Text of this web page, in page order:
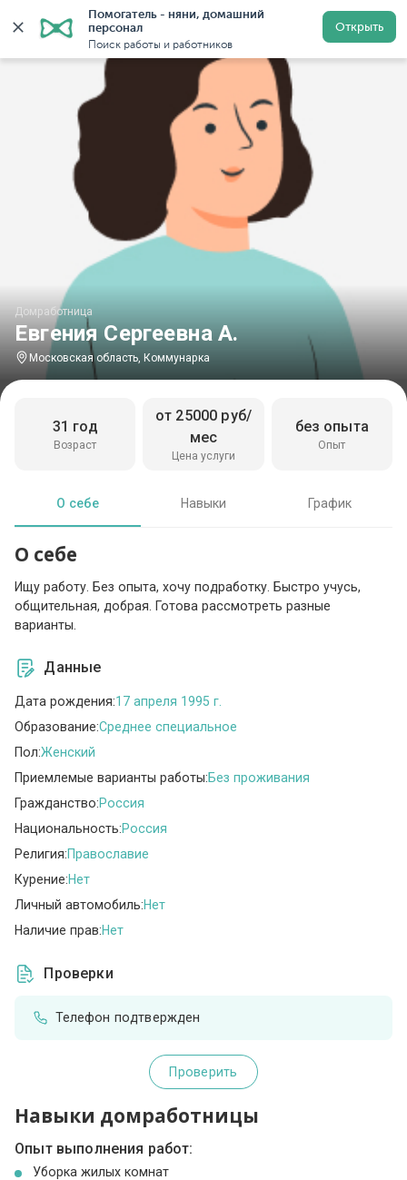
Помогатель - няни, домашний
персонал
Поиск работы и работников
Открыть
Главная Домработницы Домработницы в Московской
Евгения Сергеевна А.
Домработница
Московская область, Коммунарка
Возраст
31 год
Цена услуги
от 25000 руб/
мес
Опыт
без опыта
О себе Навыки График
О себе
Ищу работу. Без опыта, хочу подработку. Быстро учусь,
общительная, добрая. Готова рассмотреть разные
варианты.
Данные
Дата рождения:17 апреля 1995 г.
Образование:Среднее специальное
Пол:Женский
Приемлемые варианты работы:Без проживания
Гражданство:Россия
Национальность:Россия
Религия:Православие
Курение:Нет
Личный автомобиль:Нет
Наличие прав:Нет
Проверки
Телефон подтвержден
Проверить
Навыки домработницы
Опыт выполнения работ:
Уборка жилых комнат